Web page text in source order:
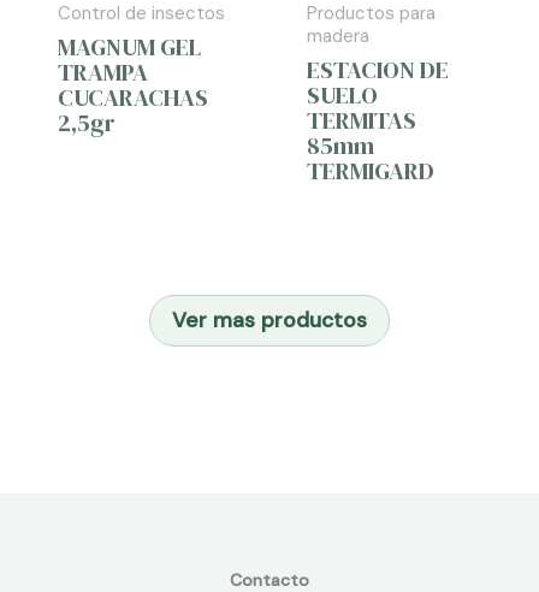
Control de insectos
MAGNUM GEL
TRAMPA
CUCARACHAS
2,5gr
Productos para
madera
ESTACION DE
SUELO
TERMITAS
85mm
TERMIGARD
Ver mas productos
Contacto